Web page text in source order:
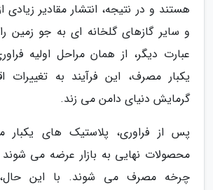
هستند و در نتیجه، انتشار مقادیر
و سایر گازهای گلخانه ای به جو زمین
عبارت دیگر، از همان مراحل اولیه
یکبار مصرف، این فرآیند به تغییرات
گرمایش دنیای دامن می زند.
پس از فراوری، پلاستیک های
محصولات نهایی به بازار عرضه می
چرخه مصرف می شوند. با این